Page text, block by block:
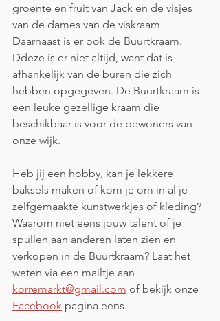
groente en fruit van Jack en de visjes
van de dames van de viskraam.
Daarnaast is er ook de Buurtkraam.
Ddeze is er niet altijd, want dat is
afhankelijk van de buren die zich
hebben opgegeven. De Buurtkraam is
een leuke gezellige kraam die
beschikbaar is voor de bewoners van
onze wijk.
Heb jij een hobby, kan je lekkere
baksels maken of kom je om in al je
zelfgemaakte kunstwerkjes of kleding?
Waarom niet eens jouw talent of je
spullen aan anderen laten zien en
verkopen in de Buurtkraam? Laat het
weten via een mailtje aan
korremarkt@gmail.com of bekijk onze
Facebook pagina eens.